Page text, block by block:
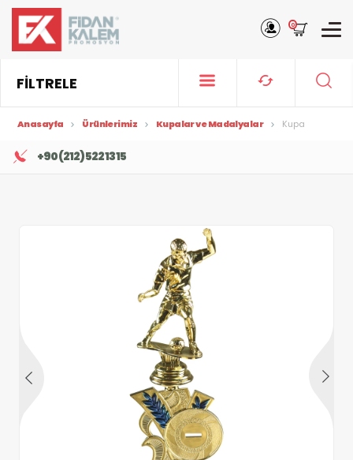
0
FİLTRELE
Anasayfa Ürünlerimiz Kupalar ve Madalyalar Kupa
+90 (212) 522 13 15